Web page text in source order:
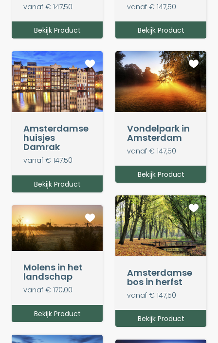
vanaf € 147,50
Bekijk Product
vanaf € 147,50
Bekijk Product
Amsterdamse
huisjes
Damrak
vanaf € 147,50
Bekijk Product
Vondelpark in
Amsterdam
vanaf € 147,50
Bekijk Product
Amsterdamse
bos in herfst
vanaf € 147,50
Bekijk Product
Molens in het
landschap
vanaf € 170,00
Bekijk Product